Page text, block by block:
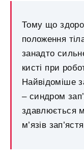
Тому що
положення
занадто
кисті при
Найвідоміше
– синдром
здавлюється
м’язів